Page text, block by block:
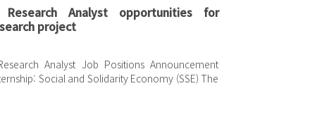
Analyst opportunities for
project
Analyst Job Positions Announcement